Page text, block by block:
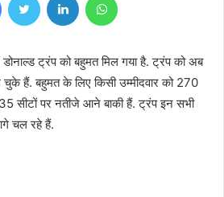
डोनाल्ड ट्रंप को बहुमत मिल गया है. ट्रंप को अब
हैं. बहुमत के लिए किसी उम्मीदवार को 270
सीटों पर नतीजे आने बाकी हैं. ट्रंप इन सभी
चल रहे हैं.